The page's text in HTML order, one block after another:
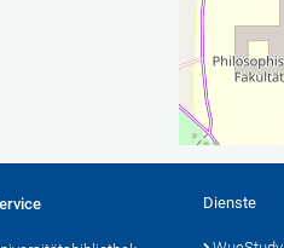
Dienste